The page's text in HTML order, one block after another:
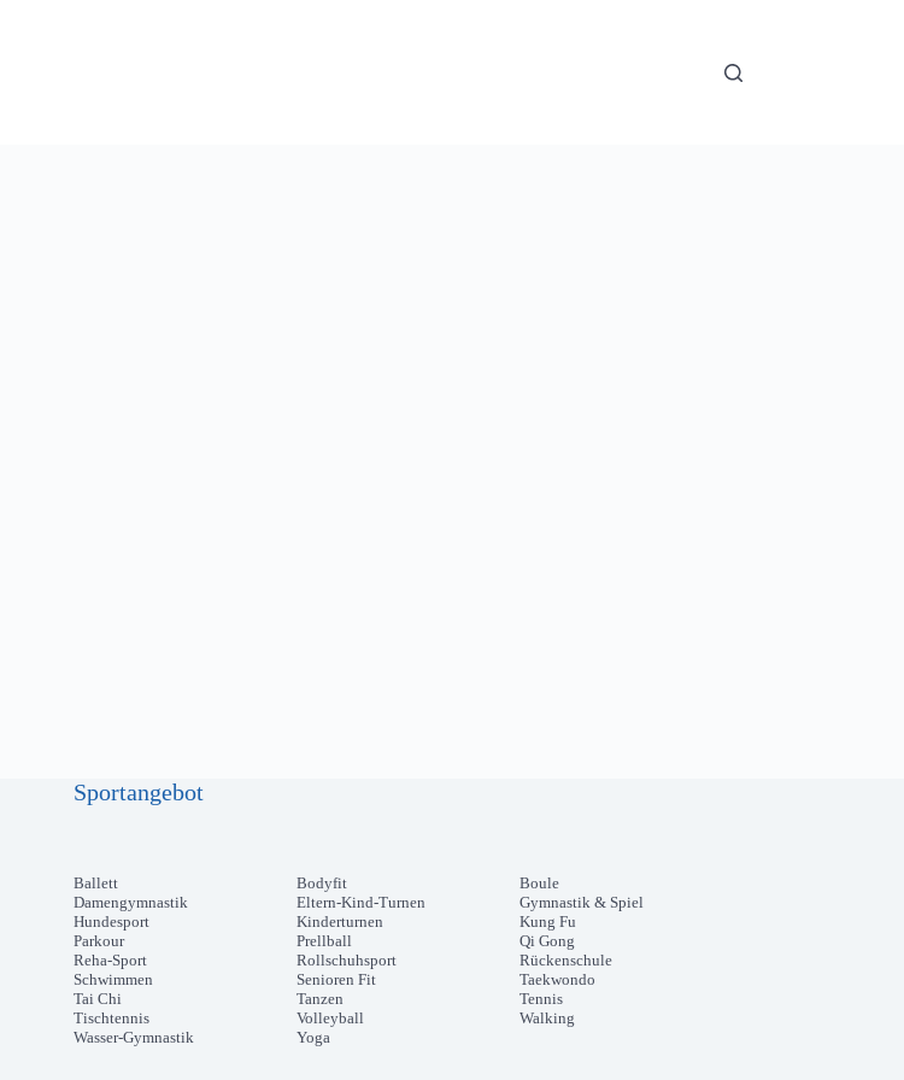
Sportangebot
Ballett Bodyfit
Boule
Damengymnastik
Eltern-Kind-Turnen
Gymnastik & Spiel
Hundesport
Kinderturnen
Kung Fu
Parkour
Prellball
Qi Gong
Reha-Sport
Rollschuhsport
Rückenschule
Schwimmen
Senioren Fit
Taekwondo
Tai Chi
Tanzen
Tennis
Tischtennis
Volleyball
Walking
Wasser-Gymnastik
Yoga